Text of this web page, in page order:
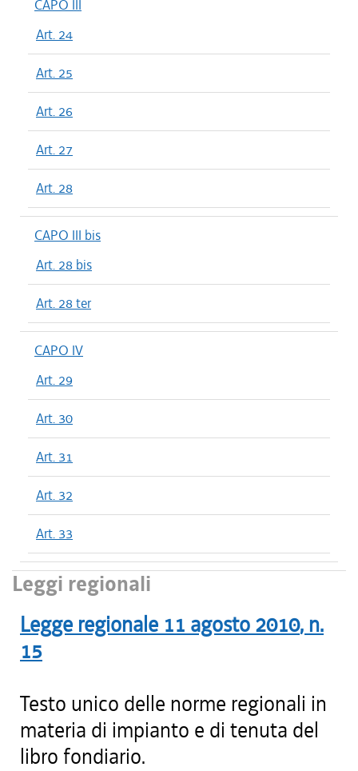
CAPO III
Art. 24
Art. 25
Art. 26
Art. 27
Art. 28
CAPO III bis
Art. 28 bis
Art. 28 ter
CAPO IV
Art. 29
Art. 30
Art. 31
Art. 32
Art. 33
Leggi regionali
Legge regionale 11 agosto 2010, n.
15
Testo unico delle norme regionali in
materia di impianto e di tenuta del
libro fondiario.